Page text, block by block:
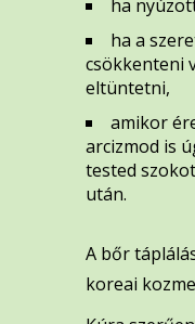
ha
ha a
csökkenteni
eltüntetni,
amikor
arcizmod is
tested
után.
A bőr
koreai